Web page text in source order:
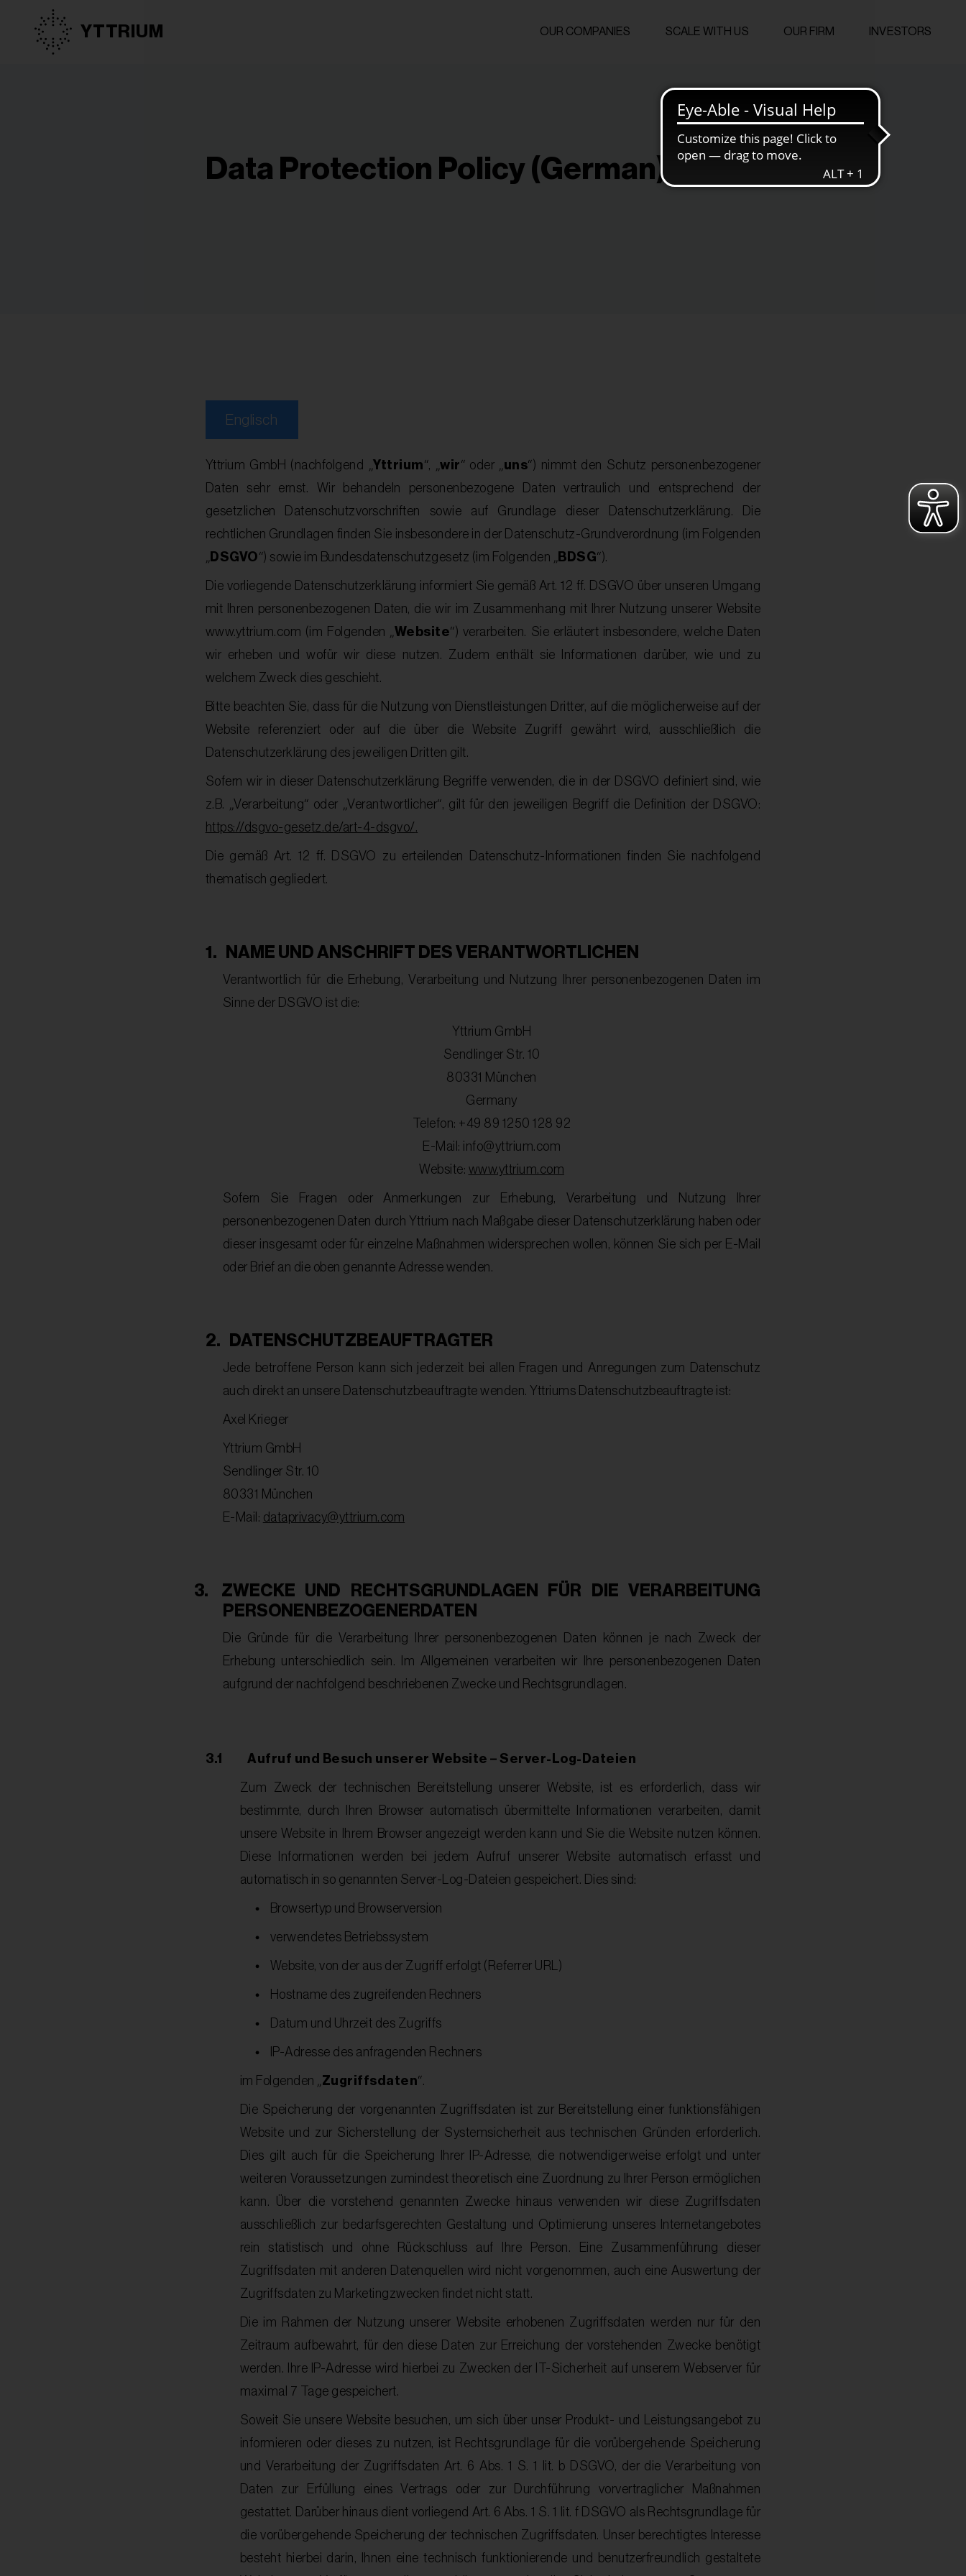
YTTRIUM OUR COMPANIES SCALE WITH US OUR FIRM INVESTORS
Data Protection Policy (German)
Englisch
Yttrium GmbH (nachfolgend „Yttrium“, „wir“ oder „uns“) nimmt den Schutz personenbezogener
Daten sehr ernst. Wir behandeln personenbezogene Daten vertraulich und entsprechend der
gesetzlichen Datenschutzvorschriften sowie auf Grundlage dieser Datenschutzerklärung. Die
rechtlichen Grundlagen finden Sie insbesondere in der Datenschutz-Grundverordnung (im Folgenden
„ DSGVO“) sowie im Bundesdatenschutzgesetz (im Folgenden „ BDSG“).
Die vorliegende Datenschutzerklärung informiert Sie gemäß Art. 12 ff. DSGVO über unseren Umgang
mit Ihren personenbezogenen Daten, die wir im Zusammenhang mit Ihrer Nutzung unserer Website
www.yttrium.com (im Folgenden „Website“) verarbeiten. Sie erläutert insbesondere, welche Daten
wir erheben und wofür wir diese nutzen. Zudem enthält sie Informationen darüber, wie und zu
welchem Zweck dies geschieht.
Bitte beachten Sie, dass für die Nutzung von Dienstleistungen Dritter, auf die möglicherweise auf der
Website referenziert oder auf die über die Website Zugriff gewährt wird, ausschließlich die
Datenschutzerklärung des jeweiligen Dritten gilt.
Sofern wir in dieser Datenschutzerklärung Begriffe verwenden, die in der DSGVO definiert sind, wie
z.B. „Verarbeitung“ oder „Verantwortlicher“, gilt für den jeweiligen Begriff die Definition der DSGVO:
https://dsgvo-gesetz.de/art-4-dsgvo/.
Die gemäß Art. 12 ff. DSGVO zu erteilenden Datenschutz-Informationen finden Sie nachfolgend
thematisch gegliedert.
1. NAME UND ANSCHRIFT DES VERANTWORTLICHEN
Verantwortlich für die Erhebung, Verarbeitung und Nutzung Ihrer personenbezogenen Daten im
Sinne der DSGVO ist die:
Yttrium GmbH
Sendlinger Str. 10
80331 München
Germany
Telefon: +49 89 1250 128 92
E-Mail: info@yttrium.com
Website: www.yttrium.com
Sofern Sie Fragen oder Anmerkungen zur Erhebung, Verarbeitung und Nutzung Ihrer
personenbezogenen Daten durch Yttrium nach Maßgabe dieser Datenschutzerklärung haben oder
dieser insgesamt oder für einzelne Maßnahmen widersprechen wollen, können Sie sich per E-Mail
oder Brief an die oben genannte Adresse wenden.
2. DATENSCHUTZBEAUFTRAGTER
Jede betroffene Person kann sich jederzeit bei allen Fragen und Anregungen zum Datenschutz
auch direkt an unsere Datenschutzbeauftragte wenden. Yttriums Datenschutzbeauftragte ist:
Axel Krieger
Yttrium GmbH
Sendlinger Str. 10
80331 München
E-Mail: dataprivacy@yttrium.com
3.
ZWECKE UND RECHTSGRUNDLAGEN FÜR DIE VERARBEITUNG
PERSONENBEZOGENERDATEN
Die Gründe für die Verarbeitung Ihrer personenbezogenen Daten können je nach Zweck der
Erhebung unterschiedlich sein. Im Allgemeinen verarbeiten wir Ihre personenbezogenen Daten
aufgrund der nachfolgend beschriebenen Zwecke und Rechtsgrundlagen.
3.1 Aufruf und Besuch unserer Website – Server-Log-Dateien
Zum Zweck der technischen Bereitstellung unserer Website, ist es erforderlich, dass wir
bestimmte, durch Ihren Browser automatisch übermittelte Informationen verarbeiten, damit
unsere Website in Ihrem Browser angezeigt werden kann und Sie die Website nutzen können.
Diese Informationen werden bei jedem Aufruf unserer Website automatisch erfasst und
automatisch in so genannten Server-Log-Dateien gespeichert. Dies sind:
•
Browsertyp und Browserversion
•
verwendetes Betriebssystem
•
Website, von der aus der Zugriff erfolgt (Referrer URL)
•
Hostname des zugreifenden Rechners
•
Datum und Uhrzeit des Zugriffs
•
IP-Adresse des anfragenden Rechners
im Folgenden „Zugriffsdaten“.
Die Speicherung der vorgenannten Zugriffsdaten ist zur Bereitstellung einer funktionsfähigen
Website und zur Sicherstellung der Systemsicherheit aus technischen Gründen erforderlich.
Dies gilt auch für die Speicherung Ihrer IP-Adresse, die notwendigerweise erfolgt und unter
weiteren Voraussetzungen zumindest theoretisch eine Zuordnung zu Ihrer Person ermöglichen
kann. Über die vorstehend genannten Zwecke hinaus verwenden wir diese Zugriffsdaten
ausschließlich zur bedarfsgerechten Gestaltung und Optimierung unseres Internetangebotes
rein statistisch und ohne Rückschluss auf Ihre Person. Eine Zusammenführung dieser
Zugriffsdaten mit anderen Datenquellen wird nicht vorgenommen, auch eine Auswertung der
Zugriffsdaten zu Marketingzwecken findet nicht statt.
Die im Rahmen der Nutzung unserer Website erhobenen Zugriffsdaten werden nur für den
Zeitraum aufbewahrt, für den diese Daten zur Erreichung der vorstehenden Zwecke benötigt
werden. Ihre IP-Adresse wird hierbei zu Zwecken der IT-Sicherheit auf unserem Webserver für
maximal 7 Tage gespeichert.
Soweit Sie unsere Website besuchen, um sich über unser Produkt- und Leistungsangebot zu
informieren oder dieses zu nutzen, ist Rechtsgrundlage für die vorübergehende Speicherung
und Verarbeitung der Zugriffsdaten Art. 6 Abs. 1 S. 1 lit. b DSGVO, der die Verarbeitung von
Daten zur Erfüllung eines Vertrags oder zur Durchführung vorvertraglicher Maßnahmen
gestattet. Darüber hinaus dient vorliegend Art. 6 Abs. 1 S. 1 lit. f DSGVO als Rechtsgrundlage für
die vorübergehende Speicherung der technischen Zugriffsdaten. Unser berechtigtes Interesse
besteht hierbei darin, Ihnen eine technisch funktionierende und benutzerfreundlich gestaltete